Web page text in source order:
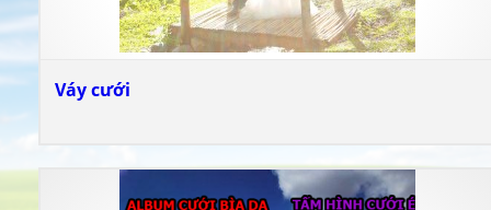
Váy cưới